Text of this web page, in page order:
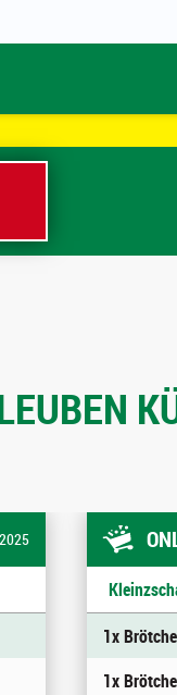
1x
1x